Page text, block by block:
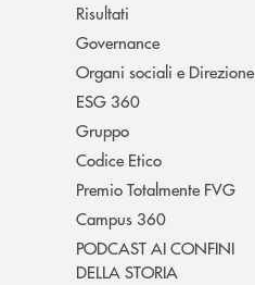
Risultati
Governance
Organi sociali e Direzione
ESG 360
Gruppo
Codice Etico
Premio Totalmente FVG
Campus 360
PODCAST AI CONFINI
DELLA STORIA